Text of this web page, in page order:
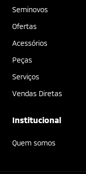
Seminovos
Ofertas
Acessórios
Peças
Serviços
Vendas Diretas
Institucional
Quem somos